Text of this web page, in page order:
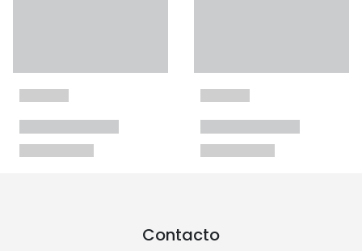
Contacto